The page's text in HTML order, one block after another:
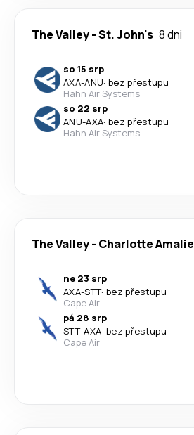
The Valley-St. John's 8 dni
so 15 srp
AXA-ANU· bez přestupu
Hahn Air Systems
so 22 srp
ANU-AXA· bez přestupu
Hahn Air Systems
The Valley- Charlotte Amalie
ne 23 srp
AXA-STT· bez přestupu
Cape Air
pá 28 srp
STT-AXA· bez přestupu
Cape Air